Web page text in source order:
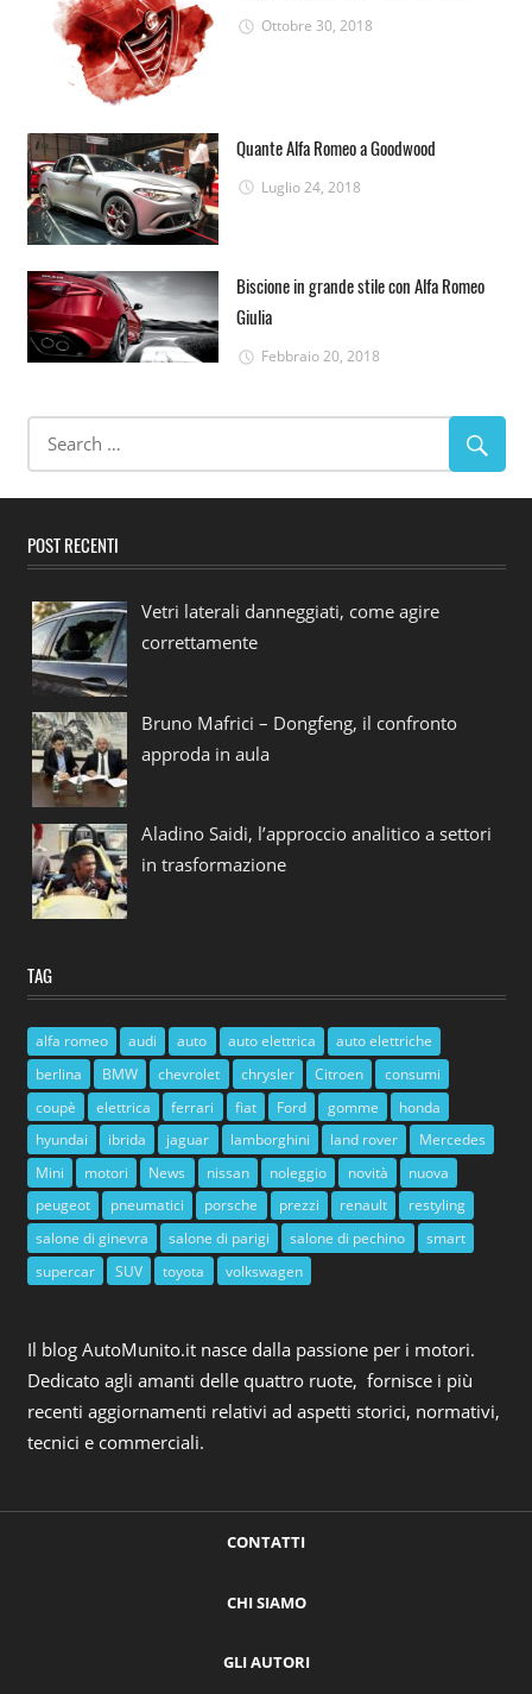
Ottobre 30, 2018
Quante Alfa Romeo a Goodwood
Luglio 24, 2018
Biscione in grande stile con Alfa Romeo
Giulia
Febbraio 20, 2018
POST RECENTI
Vetri laterali danneggiati, come agire
correttamente
Bruno Mafrici – Dongfeng, il confronto
approda in aula
Aladino Saidi, l’approccio analitico a settori
in trasformazione
TAG
alfa romeo audi auto auto elettrica
auto elettriche
berlina
BMW chevrolet chrysler Citroen
consumi
coupè
elettrica ferrari fiat Ford gomme
honda
hyundai
ibrida jaguar lamborghini land rover
Mercedes
Mini
motori News nissan noleggio novità
nuova
peugeot
pneumatici porsche prezzi renault
restyling
salone di ginevra
salone di parigi salone di pechino
smart
supercar
SUV toyota volkswagen
Il blog AutoMunito.it nasce dalla passione per i motori.
Dedicato agli amanti delle quattro ruote, fornisce i più
recenti aggiornamenti relativi ad aspetti storici, normativi,
tecnici e commerciali.
CONTATTI
CHI SIAMO
GLI AUTORI